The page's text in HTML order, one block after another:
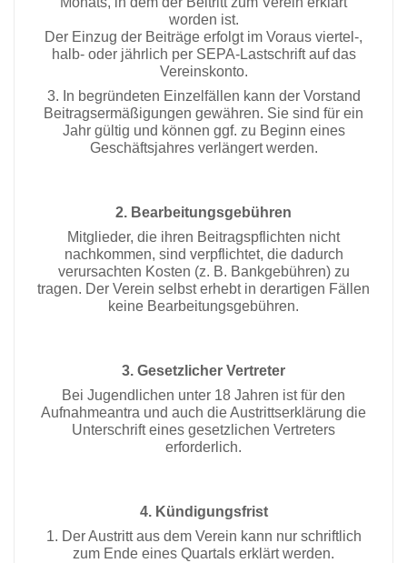
worden ist.
Der Einzug der Beiträge erfolgt im Voraus viertel-,
halb- oder jährlich per SEPA­-Lastschrift auf das
Vereinskonto.
3. In begründeten Einzelfällen kann der Vorstand
Beitragsermäßigungen gewähren. Sie sind für ein
Jahr gültig und können ggf. zu Beginn eines
Geschäftsjahres verlängert werden.
2. Bearbeitungsgebühren
Mitglieder, die ihren Beitragspflichten nicht
nachkommen, sind verpflichtet, die dadurch
verursachten Kosten (z. B. Bankgebühren) zu
tragen. Der Verein selbst erhebt in derartigen Fällen
keine Bearbeitungsgebühren.
3. Gesetzlicher Vertreter
Bei Jugendlichen unter 18 Jahren ist für den
Aufnahmeantra und auch die Austrittserklärung die
Unterschrift eines gesetzlichen Vertreters
erforderlich.
4. Kündigungsfrist
1. Der Austritt aus dem Verein kann nur schriftlich
zum Ende eines Quartals erklärt werden.